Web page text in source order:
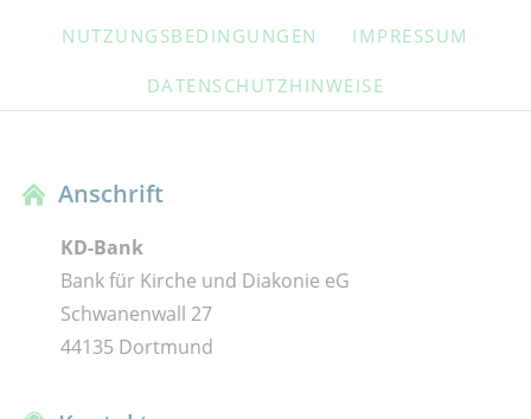
NUTZUNGSBEDINGUNGEN IMPRESSUM
DATENSCHUTZHINWEISE
Anschrift
KD-Bank
Bank für Kirche und Diakonie eG
Schwanenwall 27
44135 Dortmund